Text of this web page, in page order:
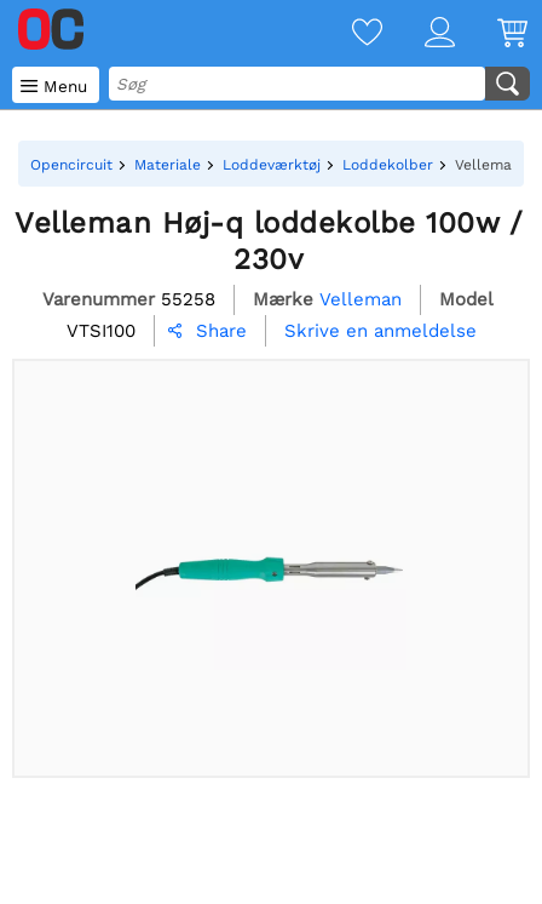
 Menu
Opencircuit Materiale Loddeværktøj Loddekolber Velleman
Velleman Høj-q loddekolbe 100w /
230v
Varenummer 55258 Mærke Velleman
Model
VTSI100
 Share Skrive en anmeldelse